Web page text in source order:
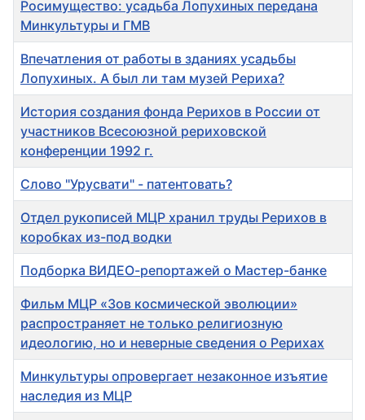
Росимущество: усадьба Лопухиных передана
Минкультуры и ГМВ
Впечатления от работы в зданиях усадьбы
Лопухиных. А был ли там музей Рериха?
История создания фонда Рерихов в России от
участников Всесоюзной рериховской
конференции 1992 г.
Слово "Урусвати" - патентовать?
Отдел рукописей МЦР хранил труды Рерихов в
коробках из-под водки
Подборка ВИДЕО-репортажей о Мастер-банке
Фильм МЦР «Зов космической эволюции»
распространяет не только религиозную
идеологию, но и неверные сведения о Рерихах
Минкультуры опровергает незаконное изъятие
наследия из МЦР